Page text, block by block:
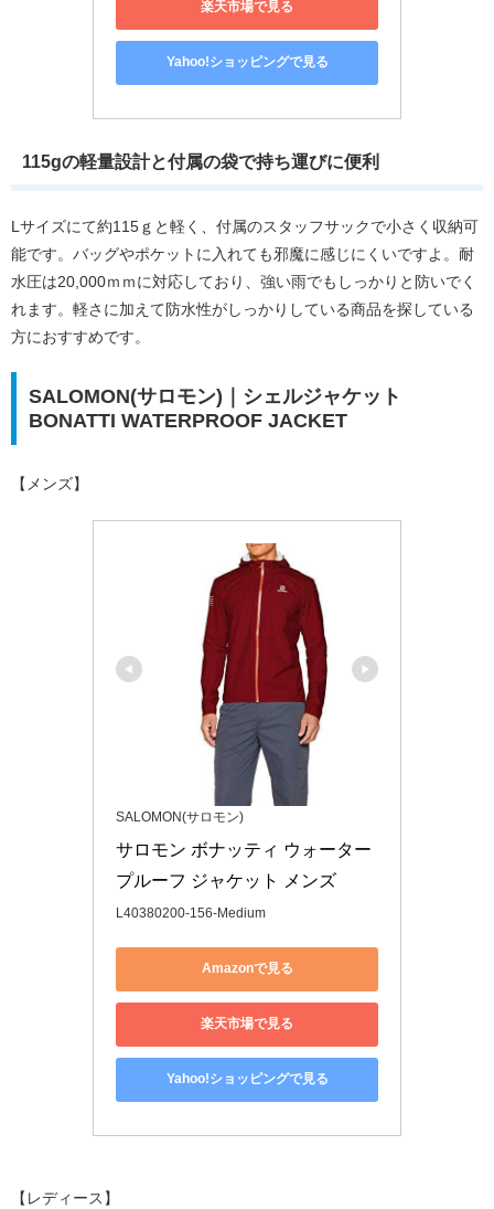
楽天市場で見る
Yahoo!ショッピングで見る
115gの軽量設計と付属の袋で持ち運びに便利
Lサイズにて約115ｇと軽く、付属のスタッフサックで小さく収納可
能です。バッグやポケットに入れても邪魔に感じにくいですよ。耐
水圧は20,000ｍｍに対応しており、強い雨でもしっかりと防いでく
れます。軽さに加えて防水性がしっかりしている商品を探している
方におすすめです。
SALOMON(サロモン)｜シェルジャケット
BONATTI WATERPROOF JACKET
【メンズ】
SALOMON(サロモン)
サロモン ボナッティ ウォーター
プルーフ ジャケット メンズ
L40380200-156-Medium
Amazonで見る
楽天市場で見る
Yahoo!ショッピングで見る
【レディース】